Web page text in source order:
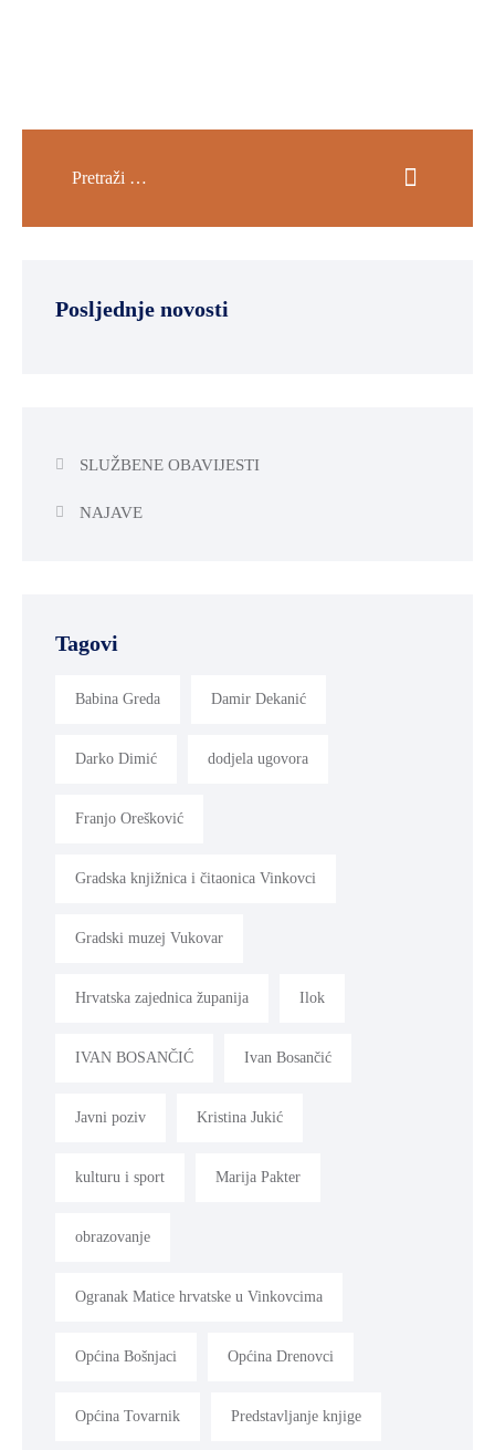
Posljednje novosti
SLUŽBENE OBAVIJESTI
NAJAVE
Tagovi
Babina Greda Damir Dekanić
Darko Dimić dodjela ugovora
Franjo Orešković
Gradska knjižnica i čitaonica Vinkovci
Gradski muzej Vukovar
Hrvatska zajednica županija Ilok
IVAN BOSANČIĆ Ivan Bosančić
Javni poziv Kristina Jukić
kulturu i sport Marija Pakter
obrazovanje
Ogranak Matice hrvatske u Vinkovcima
Općina Bošnjaci Općina Drenovci
Općina Tovarnik Predstavljanje knjige